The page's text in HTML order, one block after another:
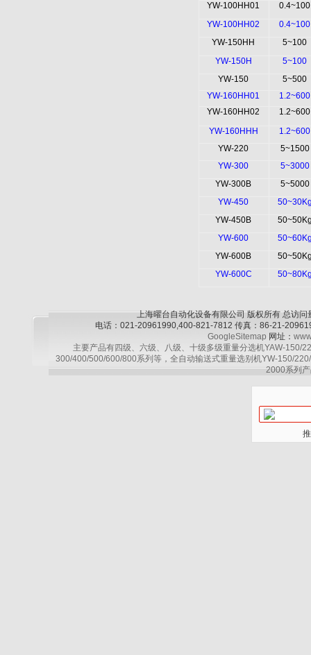
YW-100HH01
0.4~100
YW-100HH02
0.4~100
YW-150HH
5~100
YW-150H
5~100
YW-150
5~500
YW-160HH01
1.2~600
YW-160HH02
1.2~600
YW-160HHH
1.2~600
YW-220
5~1500
YW-300
5~3000
YW-300B
5~5000
YW-450
YW-450B
YW-600
YW-600B
YW-600C
上海曜台自动化设备有限公司 版权所有 总访问
电话：021-20961990,400-821-7812 传真：86-21-
GoogleSitemap 网址：
主要产品有四级、六级、八级、十级多级重量分选机YAW-
300/400/500/600/800系列等，全自动输送式重量选别机YW-150/
2000系列